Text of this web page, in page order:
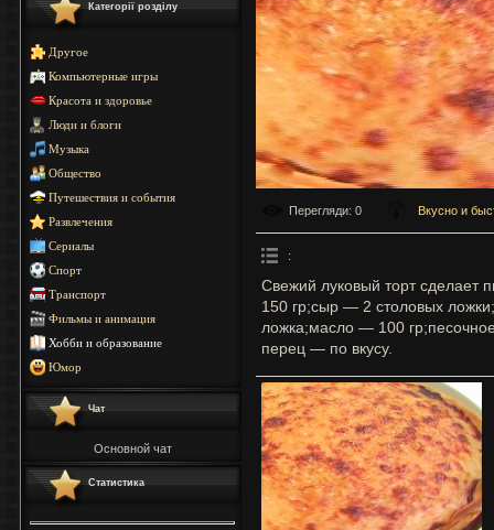
Категорії розділу
Другое
Компьютерные игры
Красота и здоровье
Люди и блоги
Музыка
Общество
Путешествия и события
Развлечения
Сериалы
Спорт
Транспорт
Фильмы и анимация
Хобби и образование
Юмор
Чат
Основной чат
Статистика
Перегляди: 0 Вкусно и
:
Свежий луковый торт
150 гр;сыр — 2 столовых
ложка;масло — 100
перец — по вкусу.